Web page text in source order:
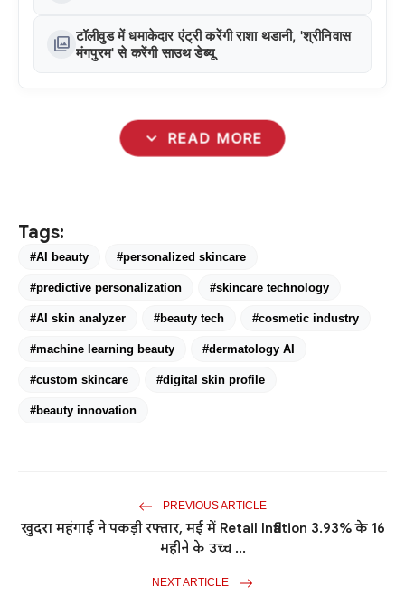
photo_library टॉलीवुड में धमाकेदार एंट्री करेंगी राशा थडानी, 'श्रीनिवास
मंगपुरम' से करेंगी साउथ डेब्यू
expand_more READ MORE
Tags:
#AI beauty #personalized skincare
#predictive personalization #skincare technology
#AI skin analyzer #beauty tech #cosmetic industry
#machine learning beauty #dermatology AI
#custom skincare #digital skin profile
#beauty innovation
PREVIOUS ARTICLE
खुदरा महंगाई ने पकड़ी रफ्तार, मई में Retail Inflation 3.93% के 16
महीने के उच्च ...
NEXT ARTICLE